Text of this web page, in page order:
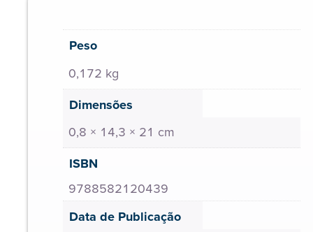
Peso
0,172 kg
Dimensões
0,8 × 14,3 × 21 cm
ISBN
9788582120439
Data de Publicação